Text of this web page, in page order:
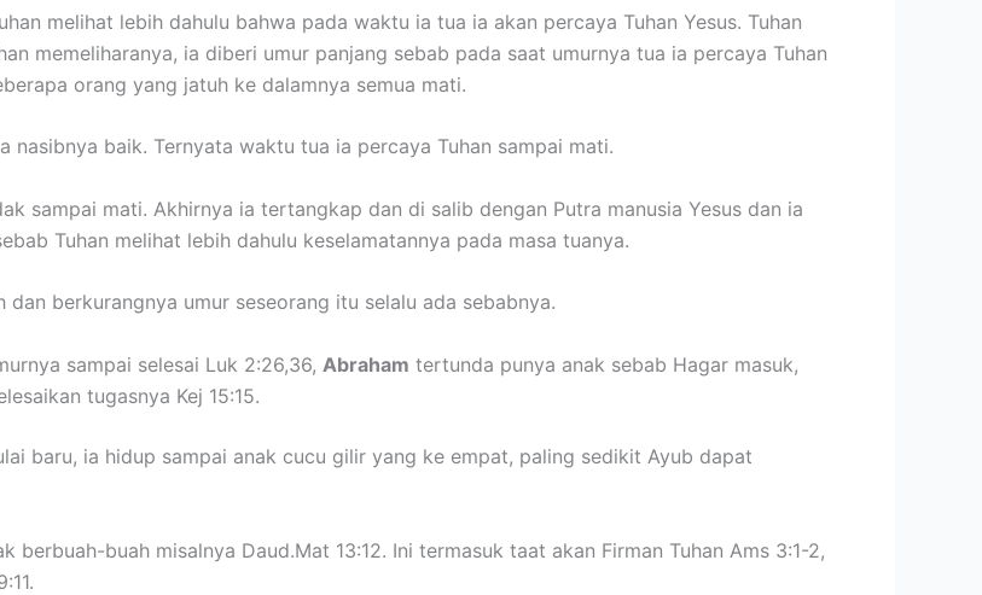
melihat lebih dahulu bahwa pada waktu ia tua ia akan percaya Tuhan Yesus. Tuhan
memeliharanya, ia diberi umur panjang sebab pada saat umurnya tua ia percaya Tuhan
orang yang jatuh ke dalamnya semua mati.
baik. Ternyata waktu tua ia percaya Tuhan sampai mati.
sampai mati. Akhirnya ia tertangkap dan di salib dengan Putra manusia Yesus dan ia
Tuhan melihat lebih dahulu keselamatannya pada masa tuanya.
berkurangnya umur seseorang itu selalu ada sebabnya.
sampai selesai Luk 2:26,36, Abraham tertunda punya anak sebab Hagar masuk,
tugasnya Kej 15:15.
baru, ia hidup sampai anak cucu gilir yang ke empat, paling sedikit Ayub dapat
berbuah-buah misalnya Daud.Mat 13:12. Ini termasuk taat akan Firman Tuhan Ams 3:1-2,